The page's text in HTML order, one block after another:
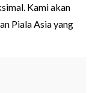
Kami akan
Piala Asia yang